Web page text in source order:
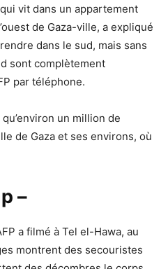
vit dans un appartement
de Gaza-ville, a expliqué
dans le sud, mais sans
sont complètement
par téléphone.
un million de
de Gaza et ses environs, où
–
a filmé à Tel el-Hawa, au
montrent des secouristes